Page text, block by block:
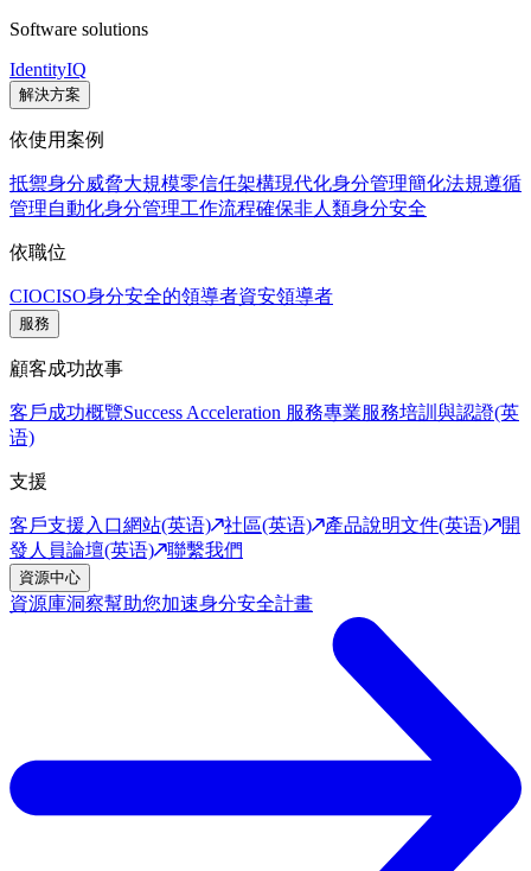
Software solutions
IdentityIQ
解決方案
依使用案例
抵禦身分威脅大規模零信任架構現代化身分管理簡化法規遵循
管理自動化身分管理工作流程確保非人類身分安全
依職位
CIOCISO身分安全的領導者資安領導者
服務
顧客成功故事
客戶成功概覽Success Acceleration 服務專業服務培訓與認證(英
语)
支援
客戶支援入口網站(英语) 社區(英语) 產品說明文件(英语)
開
發人員論壇(英语)
聯繫我們
資源中心
資源庫洞察幫助您加速身分安全計畫